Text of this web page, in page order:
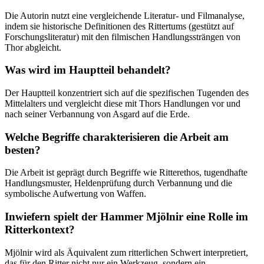
Die Autorin nutzt eine vergleichende Literatur- und Filmanalyse,
indem sie historische Definitionen des Rittertums (gestützt auf
Forschungsliteratur) mit den filmischen Handlungssträngen von
Thor abgleicht.
Was wird im Hauptteil behandelt?
Der Hauptteil konzentriert sich auf die spezifischen Tugenden des
Mittelalters und vergleicht diese mit Thors Handlungen vor und
nach seiner Verbannung von Asgard auf die Erde.
Welche Begriffe charakterisieren die Arbeit am
besten?
Die Arbeit ist geprägt durch Begriffe wie Ritterethos, tugendhafte
Handlungsmuster, Heldenprüfung durch Verbannung und die
symbolische Aufwertung von Waffen.
Inwiefern spielt der Hammer Mjölnir eine Rolle im
Ritterkontext?
Mjölnir wird als Äquivalent zum ritterlichen Schwert interpretiert,